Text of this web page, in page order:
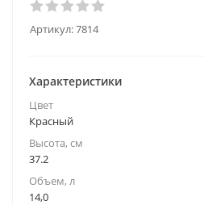
Артикул:7814
Характеристики
Цвет
Красный
Высота, см
37.2
Объем, л
14,0